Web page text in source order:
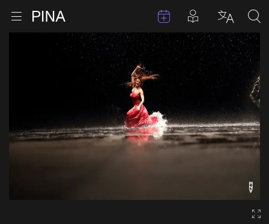
Zum Inhalt springen
Menu öffnen TermineBeiträge in